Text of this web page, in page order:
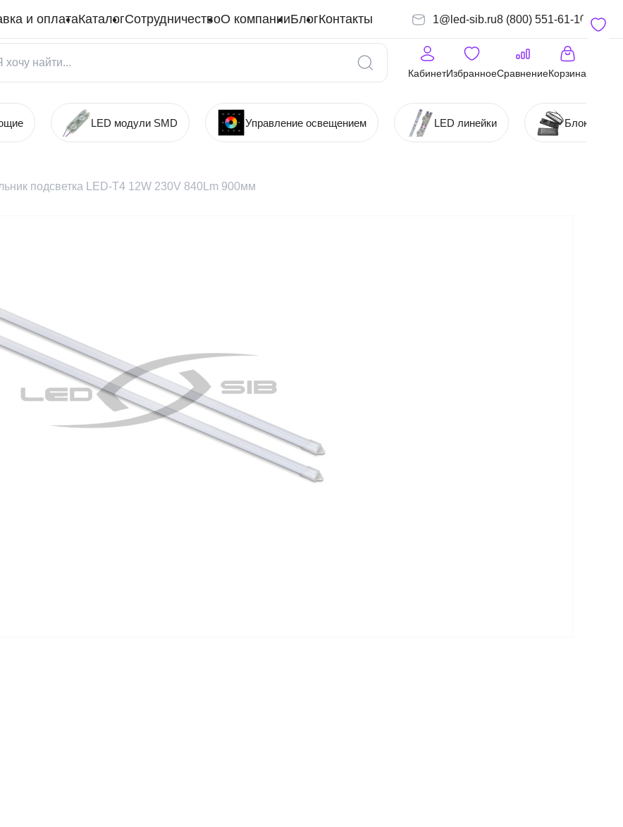
и оплатаКаталогСотрудничествоО компанииБлогКонтакты 1@led-sib.ru8 (800) 551-61-10
КабинетИзбранноеСравнениеКорзина
LED модули SMD Управление освещением LED линейки Блоки
подсветка LED-T4 12W 230V 840Lm 900мм